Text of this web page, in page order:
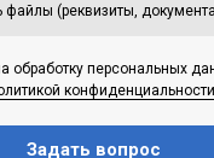
файлы (реквизиты,
обработку персональных
конфиденциальности